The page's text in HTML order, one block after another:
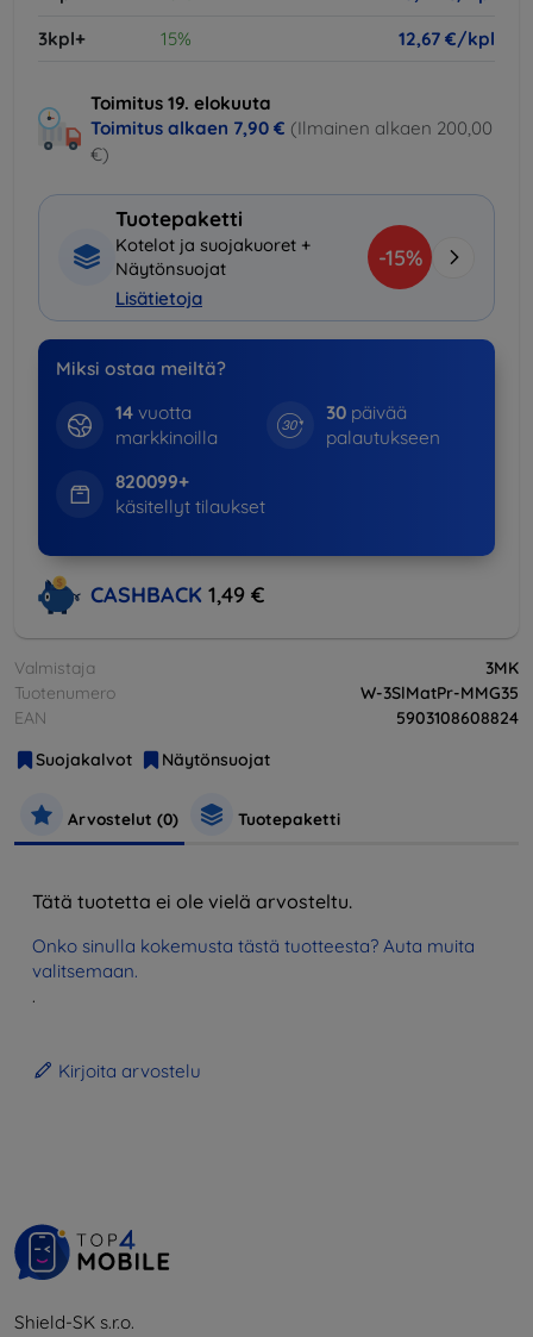
3kpl+
15% 12,67 €/kpl
Toimitus 19. elokuuta
Toimitus alkaen 7,90 € (Ilmainen alkaen 200,00
€)
Tuotepaketti
Kotelot ja suojakuoret +
Näytönsuojat
Lisätietoja
-15%
Miksi ostaa meiltä?
14vuotta
markkinoilla
30 päivää
palautukseen
820099+
käsitellyt tilaukset
CASHBACK 1,49 €
Valmistaja
3MK
Tuotenumero
W-3SlMatPr-MMG35
EAN
5903108608824
Suojakalvot
Näytönsuojat
Arvostelut (0) Tuotepaketti
Tätä tuotetta ei ole vielä arvosteltu.
Onko sinulla kokemusta tästä tuotteesta? Auta muita
valitsemaan.
.
Kirjoita arvostelu
Shield-SK s.r.o.